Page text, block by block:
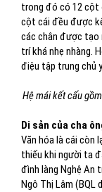
trong đó có 12 cột
cột cái đều được
các chân được tạo
trí khá nhẹ nhàng.
điệu tập trung chủ
Hệ mái kết cấu
Di sản của cha
Văn hóa là cái còn
thiếu khi người ta
đình làng Nghệ An
Ngô Thị Lâm (BQL